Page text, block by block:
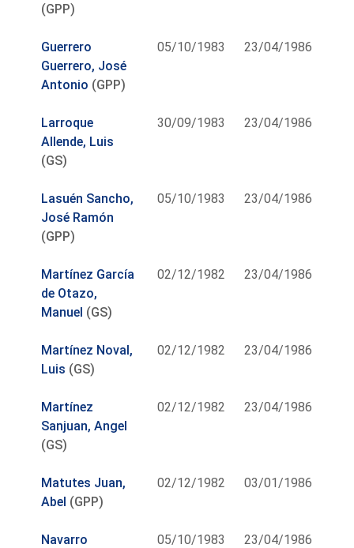
(GPP)
Guerrero
Guerrero, José
Antonio (GPP)
05/10/1983 23/04/1986
Larroque
Allende, Luis
(GS)
30/09/1983 23/04/1986
Lasuén Sancho,
José Ramón
(GPP)
05/10/1983 23/04/1986
Martínez García
de Otazo,
Manuel (GS)
02/12/1982 23/04/1986
Martínez Noval,
Luis (GS)
02/12/1982 23/04/1986
Martínez
Sanjuan, Angel
(GS)
02/12/1982 23/04/1986
Matutes Juan,
Abel (GPP)
02/12/1982 03/01/1986
Navarro
05/10/1983 23/04/1986